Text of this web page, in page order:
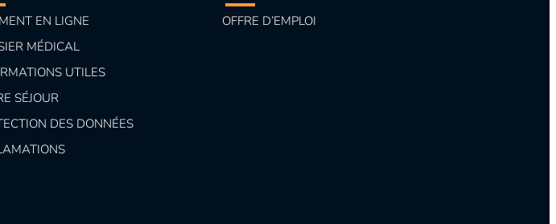
EN LIGNE
MÉDICAL
UTILES
SÉJOUR
DES DONNÉES
OFFRE D’EMPLOI